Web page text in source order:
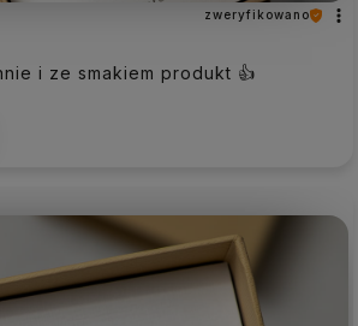
zweryfikowano
i ze smakiem produkt 👍️